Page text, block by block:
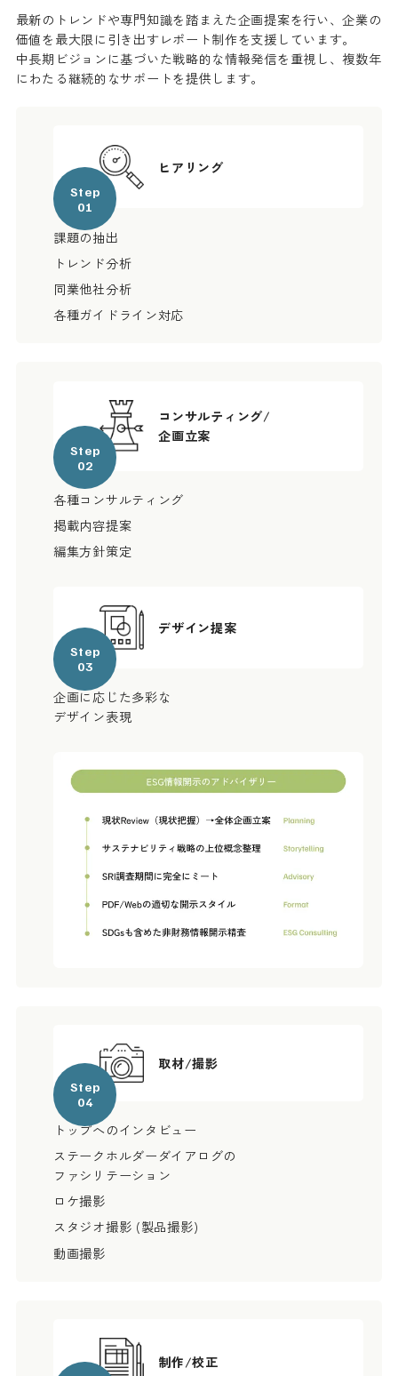
最新のトレンドや専門知識を踏まえた企画提案を行い、企業の
価値を最大限に引き出すレポート制作を支援しています。
中長期ビジョンに基づいた戦略的な情報発信を重視し、複数年
にわたる継続的なサポートを提供します。
Step
01
ヒアリング
課題の抽出
トレンド分析
同業他社分析
各種ガイドライン対応
Step
02
コンサルティング/
企画立案
各種コンサルティング
掲載内容提案
編集方針策定
Step
03
デザイン提案
企画に応じた多彩な
デザイン表現
Step
04
取材/撮影
トップへのインタビュー
ステークホルダーダイアログの
ファシリテーション
ロケ撮影
スタジオ撮影 (製品撮影)
動画撮影
制作/校正